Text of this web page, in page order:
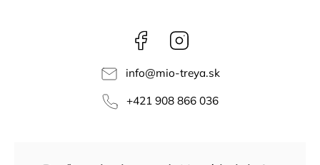
Facebook
info@mio-treya.sk
+421 908 866 036